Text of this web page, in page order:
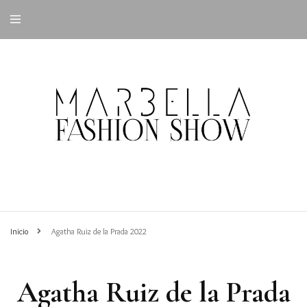
Inicio Agatha Ruiz de la Prada 2022
Agatha Ruiz de la Prada